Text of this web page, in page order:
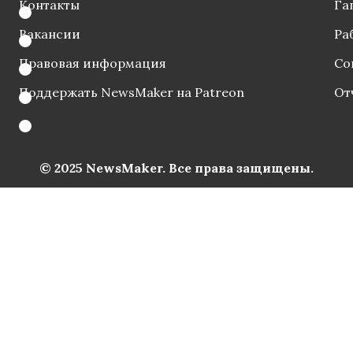
Контакты
Вакансии
Правовая информация
Поддержать NewsMaker на Patreon
© 2025 NewsMaker. Все права защищены.